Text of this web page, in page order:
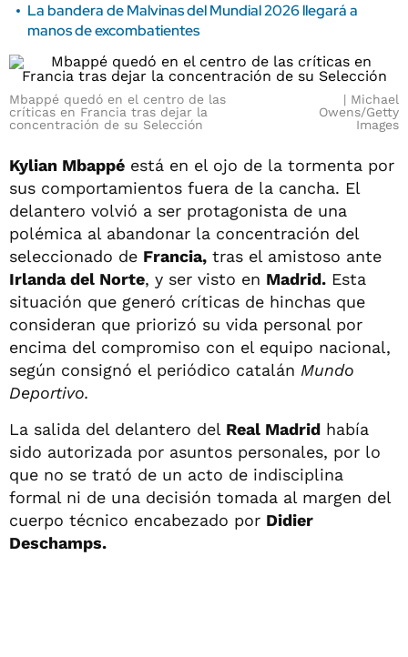
La bandera de Malvinas del Mundial 2026 llegará a
manos de excombatientes
Mbappé quedó en el centro de las
críticas en Francia tras dejar la
concentración de su Selección
Michael
Owens/Getty
Images
Kylian Mbappé está en el ojo de la tormenta por
sus comportamientos fuera de la cancha. El
delantero volvió a ser protagonista de una
polémica al abandonar la concentración del
seleccionado de Francia, tras el amistoso ante
Irlanda del Norte, y ser visto en Madrid. Esta
situación que generó críticas de hinchas que
consideran que priorizó su vida personal por
encima del compromiso con el equipo nacional,
según consignó el periódico catalán Mundo
Deportivo.
La salida del delantero del Real Madrid había
sido autorizada por asuntos personales, por lo
que no se trató de un acto de indisciplina
formal ni de una decisión tomada al margen del
cuerpo técnico encabezado por Didier
Deschamps.